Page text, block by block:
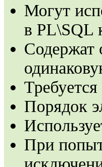
Могут
в PL\SQL
Содержат
Порядок
При